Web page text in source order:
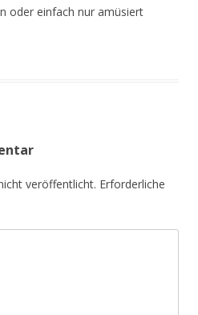
oder einfach nur amüsiert
veröffentlicht. Erforderliche